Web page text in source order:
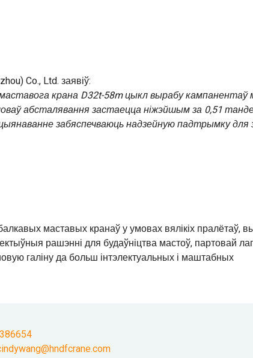
Co., Ltd. заявіў:
крана D32t-58m цыкл вырабу
абсталявання застаецца ніжэйшым за 0,51
забяспечваюць надзейную падтрымку для
маставых кранаў у умовах вялікіх пралётаў,
рашэнні для будаўніцтва мастоў, партовай
галіну да больш інтэлектуальных і маштабных